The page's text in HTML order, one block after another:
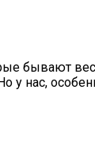
бывают
у нас,